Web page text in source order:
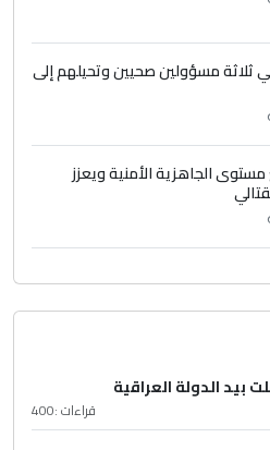
ثلاثة مسؤولين صحيين وتحيلهم إلى
الجاهزية الأمنية ويعزز
بيد الدولة العراقية
قراءات :400